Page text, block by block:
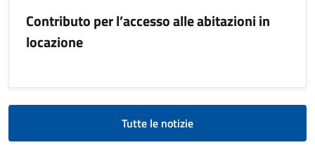
Contributo per l’accesso alle abitazioni in
locazione
Tutte le notizie